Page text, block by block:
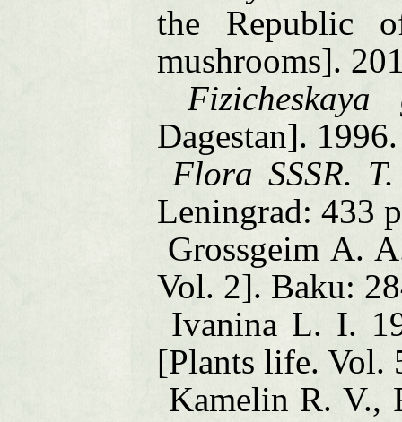
the Republic
mushrooms].
Fizicheskaya
Dagestan].
Flora SSSR.
Leningrad: 433
Grossgeim А.
Vol. 2]. Baku:
Ivanina L. I.
[Plants life. Vol.
Kamelin R. V.,